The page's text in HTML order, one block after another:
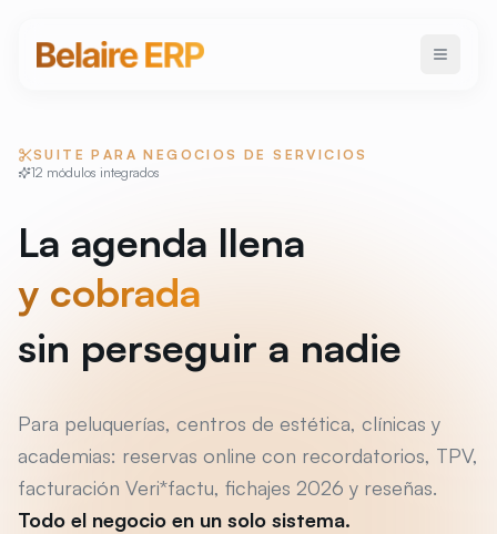
SUITE PARA NEGOCIOS DE SERVICIOS
12 módulos integrados
La agenda llena
y cobrada
sin perseguir a nadie
Para peluquerías, centros de estética, clínicas y
academias: reservas online con recordatorios, TPV,
facturación Veri*factu, fichajes 2026 y reseñas.
Todo el negocio en un solo sistema.